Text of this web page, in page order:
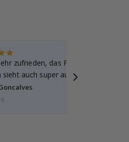
zufrieden, das Foto ist toll
sieht auch super aus. Die Lieferung